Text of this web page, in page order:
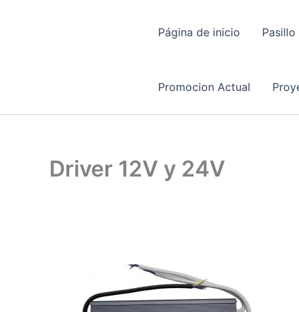
Página de inicio
Promocion Actual
Driver 12V y 24V